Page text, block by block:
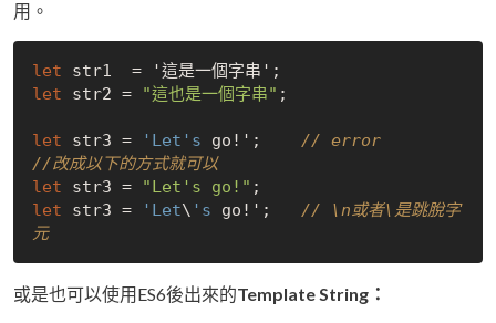
用。
let
let str2 = "這也是一個字串" ;
let str3 = 'Let 's go!'; // error
//改成以下的方式就可以
let str3 = "Let's go!"
let str3 = 'Let\ 's go!'; // \n或者\是跳脫字
元
或是也可以使用ES6後出來的Template String：